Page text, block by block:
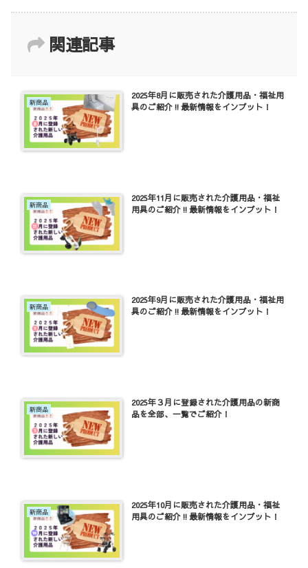
関連記事
新商品
2025年8月に販売された介護用品・福祉用
具のご紹介‼最新情報をインプット！
新商品
2025年11月に販売された介護用品・福祉
用具のご紹介‼最新情報をインプット！
新商品
2025年9月に販売された介護用品・福祉用
具のご紹介‼最新情報をインプット！
新商品
2025年３月に登録された介護用品の新商
品を全部、一覧でご紹介！
新商品
2025年10月に販売された介護用品・福祉
用具のご紹介‼最新情報をインプット！